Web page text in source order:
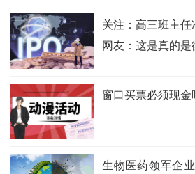
关注：高三班主
网友：这是真的是
窗口买票必须现金
生物医药领军企